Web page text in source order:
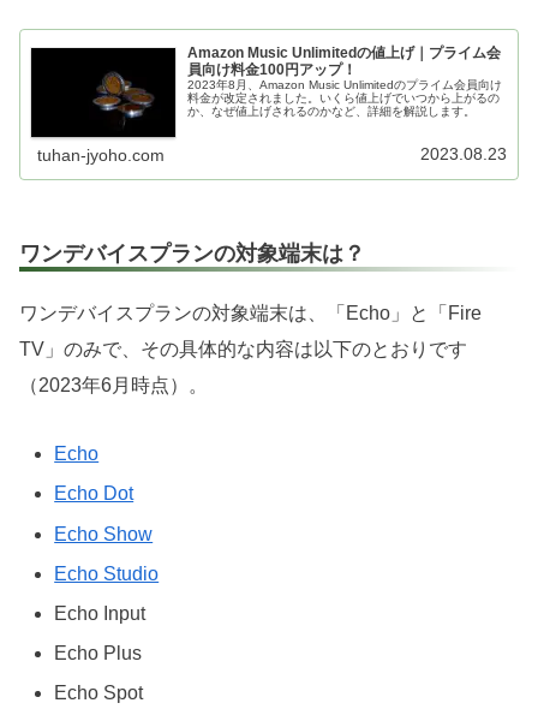
Amazon Music Unlimitedの値上げ｜プライム会
員向け料金100円アップ！
2023年8月、Amazon Music Unlimitedのプライム会員向け
料金が改定されました。いくら値上げでいつから上がるの
か、なぜ値上げされるのかなど、詳細を解説します。
tuhan-jyoho.com 2023.08.23
ワンデバイスプランの対象端末は？
ワンデバイスプランの対象端末は、「Echo」と「Fire
TV」のみで、その具体的な内容は以下のとおりです
（2023年6月時点）。
Echo
Echo Dot
Echo Show
Echo Studio
Echo Input
Echo Plus
Echo Spot